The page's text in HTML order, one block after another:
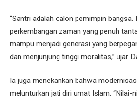
“Santri adalah calon pemimpin bangsa.
perkembangan zaman yang penuh
mampu menjadi generasi yang
dan menjunjung tinggi moralitas,” ujar
Ia juga menekankan bahwa
melunturkan jati diri umat Islam. “Nilai-